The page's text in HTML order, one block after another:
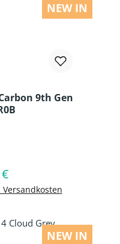
NEW IN
9th Gen
Preis:
NEW IN